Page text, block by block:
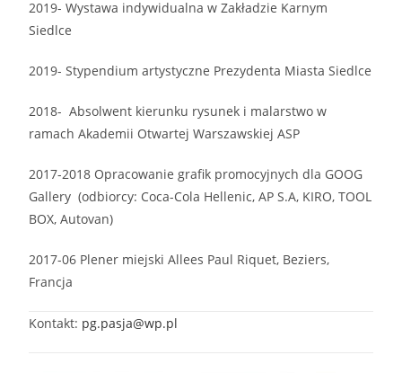
2019- Wystawa indywidualna w Zakładzie Karnym
Siedlce
2019- Stypendium artystyczne Prezydenta Miasta Siedlce
2018- Absolwent kierunku rysunek i malarstwo w
ramach Akademii Otwartej Warszawskiej ASP
2017-2018 Opracowanie grafik promocyjnych dla GOOG
Gallery (odbiorcy: Coca-Cola Hellenic, AP S.A, KIRO, TOOL
BOX, Autovan)
2017-06 Plener miejski Allees Paul Riquet, Beziers,
Francja
Kontakt: pg.pasja@wp.pl